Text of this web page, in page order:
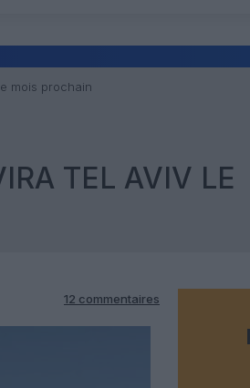
Avis d’expert
mois prochain
TEL AVIV LE
12 commentaires